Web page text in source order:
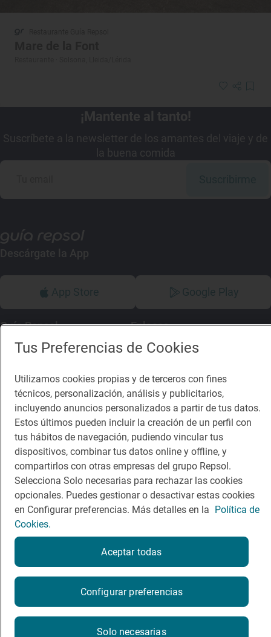
¿Quieres probarlo?
973492377
Por favor, contacta directamente con el restaurante.
¡Mantente al tanto!
Suscríbete a la newsletter de los amantes del viaje y de
la buena comida
Descárgate la App
App Store Google Play
Guía Repsol
Comer
Viajar
Dormir
Enlaces
Contacto
Sala de prensa
Canal de ética
Política de privacidad Política de cookies Nota legal
Condiciones del servicio
© Repsol S.A. 2000- 2026
Tus Preferencias de Cookies
Utilizamos cookies propias y de terceros con fines
técnicos, personalización, análisis y publicitarios,
incluyendo anuncios personalizados a partir de tus datos.
Estos últimos pueden incluir la creación de un perfil con
tus hábitos de navegación, pudiendo vincular tus
dispositivos, combinar tus datos online y offline, y
compartirlos con otras empresas del grupo Repsol.
Selecciona Solo necesarias para rechazar las cookies
opcionales. Puedes gestionar o desactivar estas cookies
en Configurar preferencias. Más detalles en la Política de
Cookies.
Configurar preferencias
Solo necesarias
Aceptar todas